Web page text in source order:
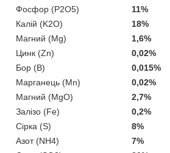
Фосфор (P2O5)
11%
Калій (K2O)
18%
Магний (Mg)
1,6%
Цинк (Zn)
0,02%
Бор (В)
0,015%
Марганець (Mn)
0,02%
Магний (MgO)
2,7%
Залізо (Fe)
0,2%
Сірка (S)
8%
Азот (NH4)
7%